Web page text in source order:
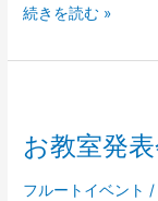
続きを読む »
お教室発
フルートイベント
室
表